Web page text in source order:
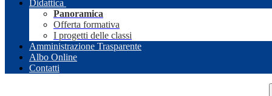
Didattica
Panoramica
Offerta formativa
I progetti delle classi
Amministrazione Trasparente
Albo Online
Contatti